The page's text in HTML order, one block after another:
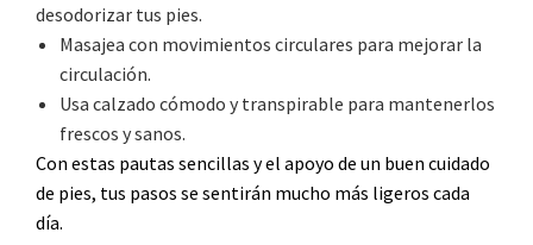
desodorizar tus pies.
Masajea con movimientos circulares para mejorar la
circulación.
Usa calzado cómodo y transpirable para mantenerlos
frescos y sanos.
Con estas pautas sencillas y el apoyo de un buen cuidado
de pies, tus pasos se sentirán mucho más ligeros cada
día.